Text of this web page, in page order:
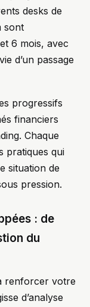
desks de
sont
6 mois, avec
d’un passage
progressifs
financiers
Chaque
pratiques qui
situation de
pression.
: de
du
renforcer votre
d’analyse